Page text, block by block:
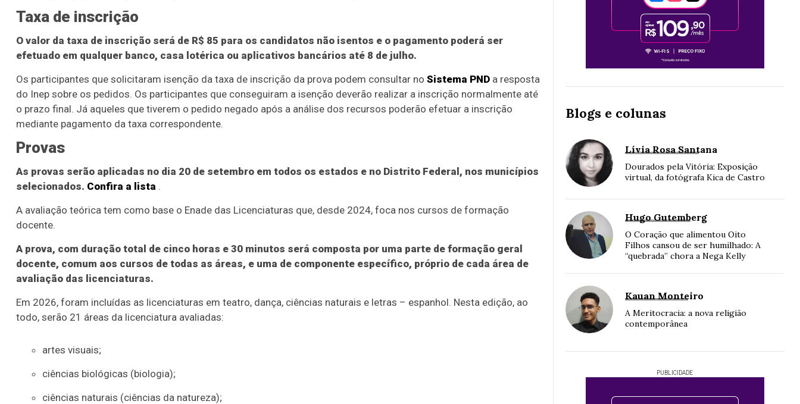
Taxa de inscrição
O valor da taxa de inscrição será de R$ 85 para os candidatos não isentos e o pagamento poderá ser
efetuado em qualquer banco, casa lotérica ou aplicativos bancários até 8 de julho.
Os participantes que solicitaram isenção da taxa de inscrição da prova podem consultar no Sistema PND a resposta
do Inep sobre os pedidos. Os participantes que conseguiram a isenção deverão realizar a inscrição normalmente até
o prazo final. Já aqueles que tiverem o pedido negado após a análise dos recursos poderão efetuar a inscrição
mediante pagamento da taxa correspondente.
Provas
As provas serão aplicadas no dia 20 de setembro em todos os estados e no Distrito Federal, nos municípios
selecionados. Confira a lista .
A avaliação teórica tem como base o Enade das Licenciaturas que, desde 2024, foca nos cursos de formação
docente.
A prova, com duração total de cinco horas e 30 minutos será composta por uma parte de formação geral
docente, comum aos cursos de todas as áreas, e uma de componente específico, próprio de cada área de
avaliação das licenciaturas.
Em 2026, foram incluídas as licenciaturas em teatro, dança, ciências naturais e letras – espanhol. Nesta edição, ao
todo, serão 21 áreas da licenciatura avaliadas:
artes visuais;
ciências biológicas (biologia);
ciências naturais (ciências da natureza);
Blogs e colunas
Lívia Rosa Santana
Dourados pela Vitória: Exposição
virtual, da fotógrafa Kica de Castro
Hugo Gutemberg
O Coração que alimentou Oito
Filhos cansou de ser humilhado: A
“quebrada” chora a Nega Kelly
Kauan Monteiro
A Meritocracia: a nova religião
contemporânea
PUBLICIDADE